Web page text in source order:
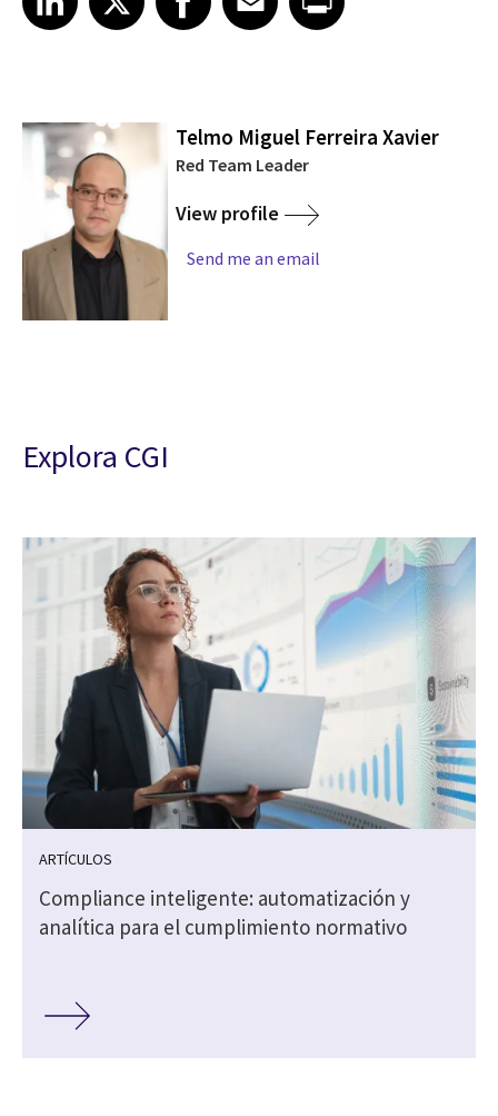
Telmo Miguel Ferreira Xavier
Red Team Leader
View profile
Send me an email
Explora CGI
ARTÍCULOS
Compliance inteligente: automatización y
analítica para el cumplimiento normativo